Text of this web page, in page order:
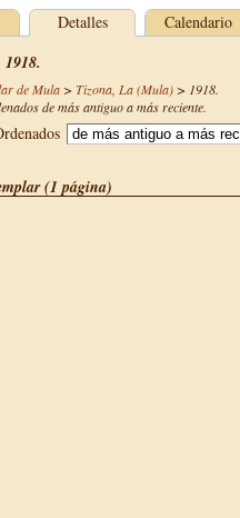
Detalles Calendario
de Mula> Tizona, La (Mula)> 1918.
de más antiguo a más reciente.
(1 página)